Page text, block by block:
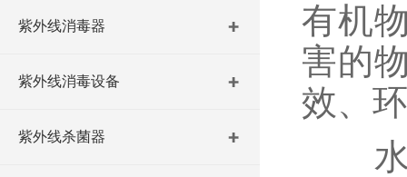
紫外线消毒器
紫外线消毒设备
紫外线杀菌器
有机
害的
效、
水